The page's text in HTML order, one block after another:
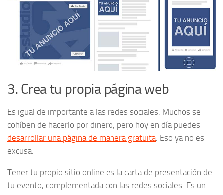
3. Crea tu propia página web
Es igual de importante a las redes sociales. Muchos se
cohíben de hacerlo por dinero, pero hoy en día puedes
desarrollar una página de manera gratuita . Eso ya no es
excusa.
Tener tu propio sitio online es la carta de presentación de
tu evento, complementada con las redes sociales. Es un